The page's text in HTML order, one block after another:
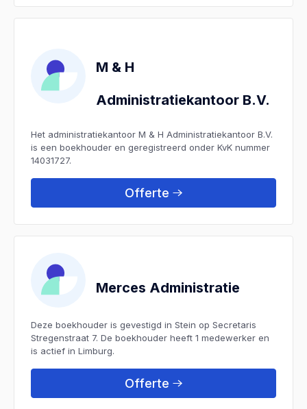
M & H
Administratiekantoor B.V.
Het administratiekantoor M & H Administratiekantoor B.V.
is een boekhouder en geregistreerd onder KvK nummer
14031727.
Offerte
Merces Administratie
Deze boekhouder is gevestigd in Stein op Secretaris
Stregenstraat 7. De boekhouder heeft 1 medewerker en
is actief in Limburg.
Offerte